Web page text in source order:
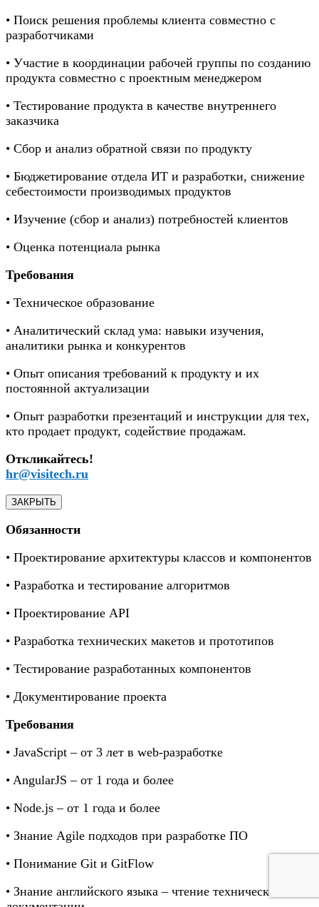
• Поиск решения проблемы клиента совместно с
разработчиками
• Участие в координации рабочей группы по созданию
продукта совместно с проектным менеджером
• Тестирование продукта в качестве внутреннего
заказчика
• Сбор и анализ обратной связи по продукту
• Бюджетирование отдела ИТ и разработки, снижение
себестоимости производимых продуктов
• Изучение (сбор и анализ) потребностей клиентов
• Оценка потенциала рынка
Требования
• Техническое образование
• Аналитический склад ума: навыки изучения,
аналитики рынка и конкурентов
• Опыт описания требований к продукту и их
постоянной актуализации
• Опыт разработки презентаций и инструкции для тех,
кто продает продукт, содействие продажам.
Откликайтесь!
hr@visitech.ru
ЗАКРЫТЬ
Обязанности
• Проектирование архитектуры классов и компонентов
• Разработка и тестирование алгоритмов
• Проектирование API
• Разработка технических макетов и прототипов
• Тестирование разработанных компонентов
• Документирование проекта
Требования
• JavaScript – от 3 лет в web-разработке
• AngularJS – от 1 года и более
• Node.js – от 1 года и более
• Знание Agile подходов при разработке ПО
• Понимание Git и GitFlow
• Знание английского языка – чтение технической